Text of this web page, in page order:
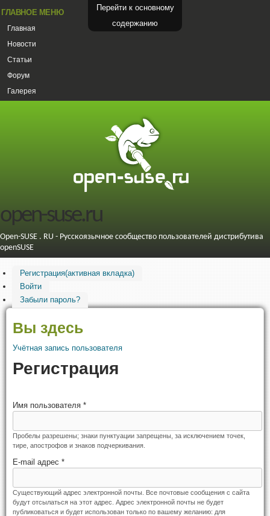
Перейти к основному
содержанию
ГЛАВНОЕ МЕНЮ
Главная
Новости
Статьи
Форум
Галерея
open-suse.ru
Open-SUSE . RU - Русскоязычное сообщество пользователей дистрибутива
openSUSE
Регистрация(активная вкладка)
Войти
Забыли пароль?
Вы здесь
Учётная запись пользователя
Регистрация
Имя пользователя *
Пробелы разрешены; знаки пунктуации запрещены, за исключением точек,
тире, апострофов и знаков подчеркивания.
E-mail адрес *
Существующий адрес электронной почты. Все почтовые сообщения с сайта
будут отсылаться на этот адрес. Адрес электронной почты не будет
публиковаться и будет использован только по вашему желанию: для